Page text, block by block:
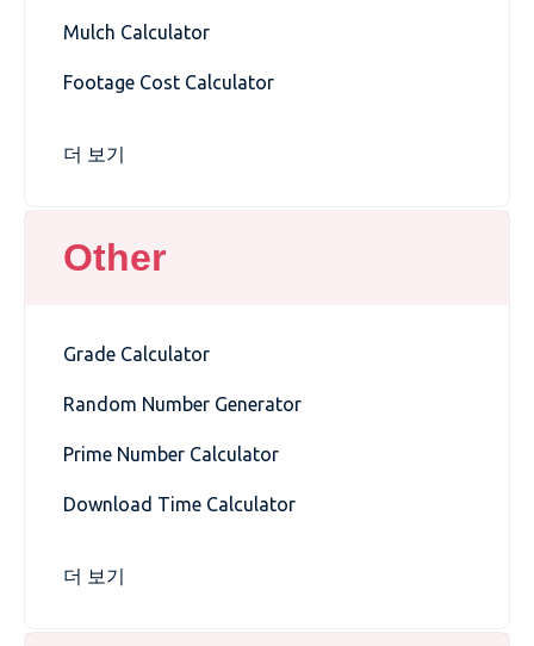
Mulch Calculator
Footage Cost Calculator
더 보기
Other
Grade Calculator
Random Number Generator
Prime Number Calculator
Download Time Calculator
더 보기